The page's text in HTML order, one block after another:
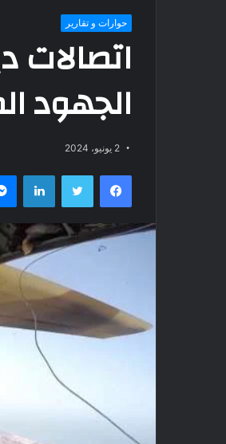
حوارات و تقارير
اتصالات
الجهود
2 يونيو، 2024
فيسبوك تويتر